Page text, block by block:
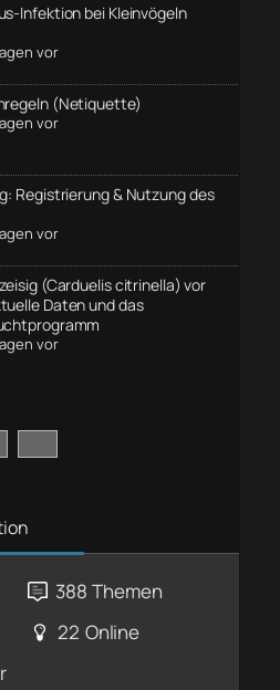
Infektion bei Kleinvögeln
vor
(Netiquette)
vor
Registrierung & Nutzung des
vor
(Carduelis citrinella) vor
Daten und das
vor
388 Themen
22 Online